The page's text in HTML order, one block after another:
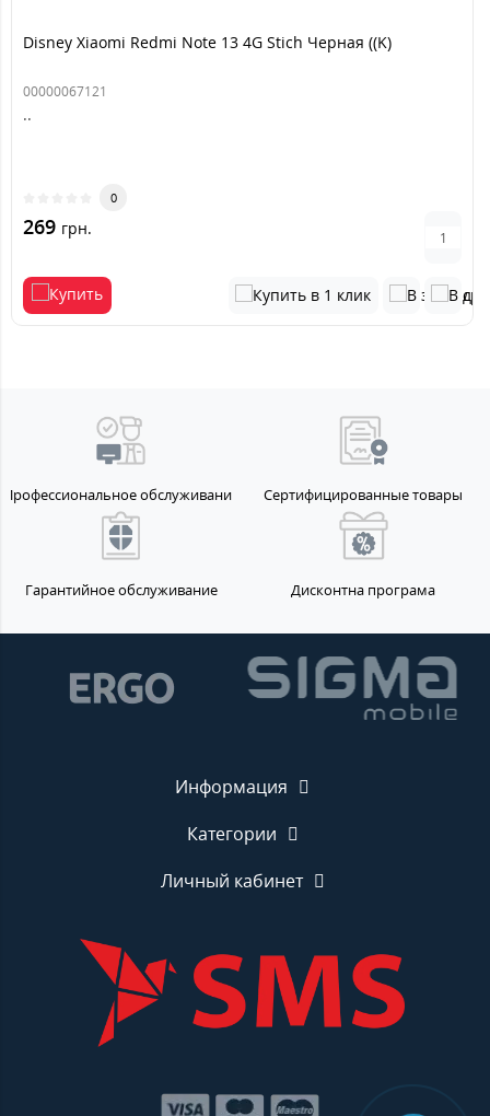
Disney Xiaomi Redmi Note 13 4G Stich Черная ((K)
00000067121
..
0
269 грн.
Профессиональное обслуживание Сертифицированные товары
Гарантийное обслуживание Дисконтна програма
Информация
Категории
Личный кабинет